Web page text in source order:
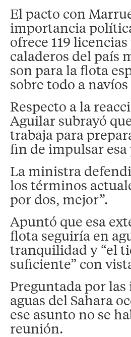
El pacto con
importancia
ofrece 119
caladeros del país
son para la flota
sobre todo a
Respecto a la
Aguilar subrayó
trabaja para
fin de impulsar
La ministra
los términos
por dos, mejor”.
Apuntó que esa
flota seguiría en
tranquilidad y “el
suficiente” con
Preguntada por las
aguas del Sahara
ese asunto no se
reunión.